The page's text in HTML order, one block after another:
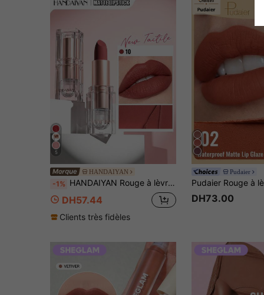
5
HANDAIYAN
-1% HANDAIYAN Rouge à lèvres tube carré en cristal à texture velours mat, gloss à lèvres mauve nude, crayon à lèvres longue tenue sans décoloration, maquillage pour femmes, peinture faciale, convient au style de mode Y2K, maquillage quotidien et de soirée, gloss à lèvres mat longue tenue
DH57.44
Clients très fidèles
Pudaier
DH73.00